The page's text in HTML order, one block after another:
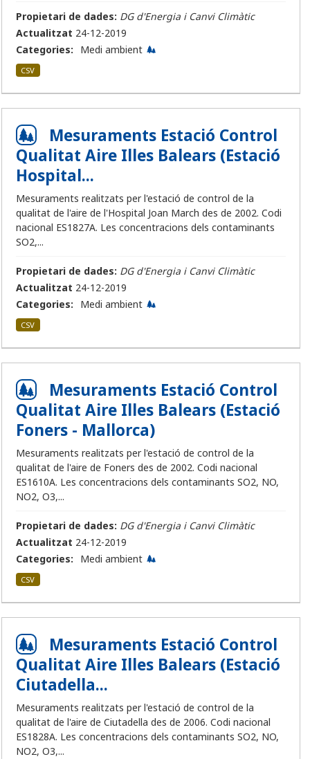
Propietari de dades: DG d'Energia i Canvi Climàtic
Actualitzat 24-12-2019
Categories:
Medi ambient
CSV
Mesuraments Estació Control
Qualitat Aire Illes Balears (Estació
Hospital...
Mesuraments realitzats per l'estació de control de la
qualitat de l'aire de l'Hospital Joan March des de 2002. Codi
nacional ES1827A. Les concentracions dels contaminants
SO2,...
Propietari de dades: DG d'Energia i Canvi Climàtic
Actualitzat 24-12-2019
Categories:
Medi ambient
CSV
Mesuraments Estació Control
Qualitat Aire Illes Balears (Estació
Foners - Mallorca)
Mesuraments realitzats per l'estació de control de la
qualitat de l'aire de Foners des de 2002. Codi nacional
ES1610A. Les concentracions dels contaminants SO2, NO,
NO2, O3,...
Propietari de dades: DG d'Energia i Canvi Climàtic
Actualitzat 24-12-2019
Categories:
Medi ambient
CSV
Mesuraments Estació Control
Qualitat Aire Illes Balears (Estació
Ciutadella...
Mesuraments realitzats per l'estació de control de la
qualitat de l'aire de Ciutadella des de 2006. Codi nacional
ES1828A. Les concentracions dels contaminants SO2, NO,
NO2, O3,...